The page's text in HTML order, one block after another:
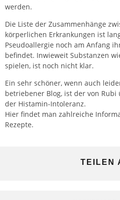
werden.
Die Liste der Zusammenhänge
körperlichen Erkrankungen ist
Pseudoallergie noch am Anfang
befindet. Inwieweit Substanzen
spielen, ist noch nicht klar.
Ein sehr schöner, wenn auch
betriebener Blog, ist der von
der Histamin-Intoleranz.
Hier findet man zahlreiche
Rezepte.
TEILEN